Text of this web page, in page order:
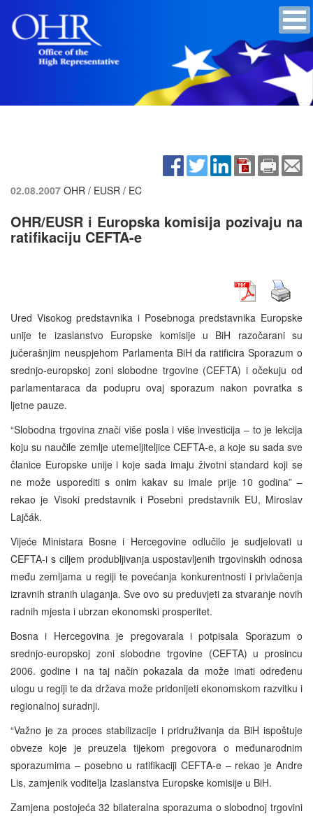
02.08.2007 OHR / EUSR / EC
OHR/EUSR i Europska komisija pozivaju na
ratifikaciju CEFTA-e
Ured Visokog predstavnika i Posebnoga predstavnika Europske
unije te izaslanstvo Europske komisije u BiH razočarani su
jučerašnjim neuspjehom Parlamenta BiH da ratificira Sporazum o
srednjo-europskoj zoni slobodne trgovine (CEFTA) i očekuju od
parlamentaraca da podupru ovaj sporazum nakon povratka s
ljetne pauze.
“Slobodna trgovina znači više posla i više investicija – to je lekcija
koju su naučile zemlje utemeljiteljice CEFTA-e, a koje su sada sve
članice Europske unije i koje sada imaju životni standard koji se
ne može usporediti s onim kakav su imale prije 10 godina” –
rekao je Visoki predstavnik i Posebni predstavnik EU, Miroslav
Lajčák.
Vijeće Ministara Bosne i Hercegovine odlučilo je sudjelovati u
CEFTA-i s ciljem produbljivanja uspostavljenih trgovinskih odnosa
među zemljama u regiji te povećanja konkurentnosti i privlačenja
izravnih stranih ulaganja. Sve ovo su preduvjeti za stvaranje novih
radnih mjesta i ubrzan ekonomski prosperitet.
Bosna i Hercegovina je pregovarala i potpisala Sporazum o
srednjo-europskoj zoni slobodne trgovine (CEFTA) u prosincu
2006. godine i na taj način pokazala da može imati određenu
ulogu u regiji te da država može pridonijeti ekonomskom razvitku i
regionalnoj suradnji.
“Važno je za proces stabilizacije i pridruživanja da BiH ispoštuje
obveze koje je preuzela tijekom pregovora o međunarodnim
sporazumima – posebno u ratifikaciji CEFTA-e – rekao je Andre
Lis, zamjenik voditelja Izaslanstva Europske komisije u BiH.
Zamjena postojeća 32 bilateralna sporazuma o slobodnoj trgovini